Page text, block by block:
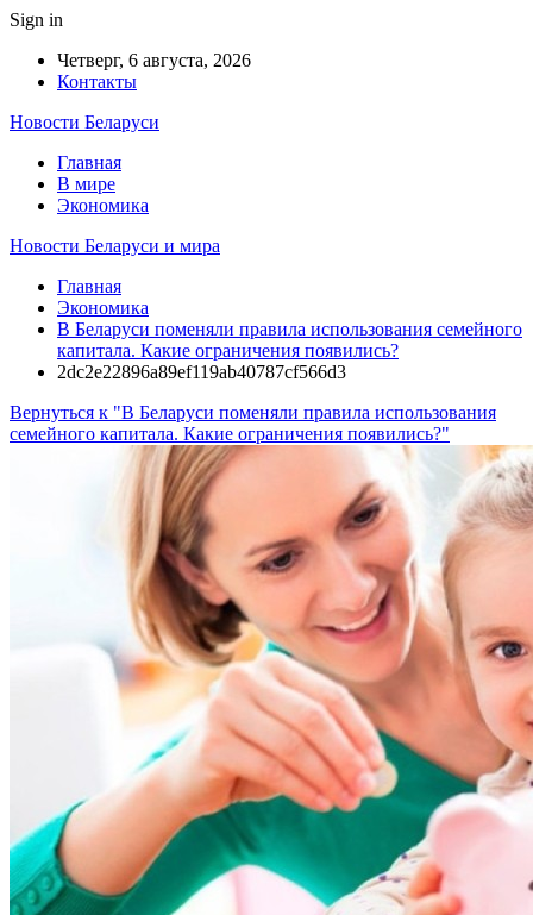
Sign in
Четверг, 6 августа, 2026
Контакты
Новости Беларуси
Главная
В мире
Экономика
Новости Беларуси и мира
Главная
Экономика
В Беларуси поменяли правила использования семейного
капитала. Какие ограничения появились?
2dc2e22896a89ef119ab40787cf566d3
Вернуться к "В Беларуси поменяли правила использования
семейного капитала. Какие ограничения появились?"